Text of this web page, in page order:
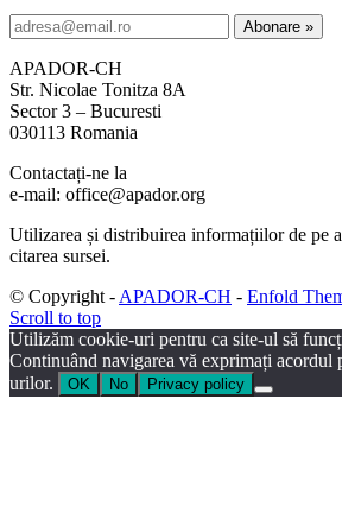
APADOR-CH
Str. Nicolae Tonitza 8A
Sector 3 – Bucuresti
030113 Romania
Contactați-ne la
e-mail: office@apador.org
Utilizarea și distribuirea informațiilor de pe
citarea sursei.
© Copyright - APADOR-CH - Enfold
Scroll to top
Utilizăm cookie-uri pentru ca site-ul să
Continuând navigarea vă exprimați acordul
urilor.
OK No Privacy policy